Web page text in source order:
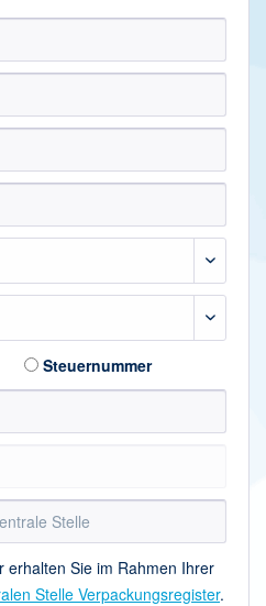
Steuernummer
erhalten Sie im Rahmen Ihrer
Stelle Verpackungsregister.